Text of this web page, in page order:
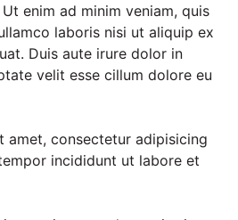
enim ad minim veniam, quis
laboris nisi ut aliquip ex
Duis aute irure dolor in
velit esse cillum dolore eu
amet, consectetur adipisicing
incididunt ut labore et